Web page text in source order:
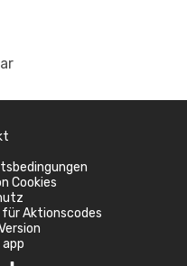
Cookies
Aktionscodes